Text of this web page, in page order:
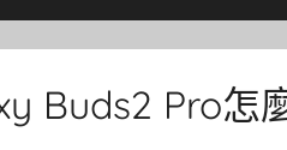
Buds2 Pro怎